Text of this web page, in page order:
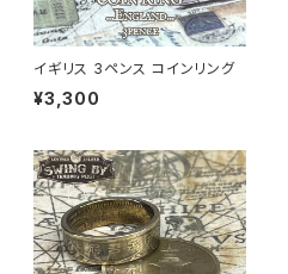
イギリス 3ペンス コインリング
¥3,300